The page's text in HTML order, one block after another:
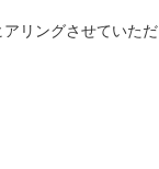
リングさせていた